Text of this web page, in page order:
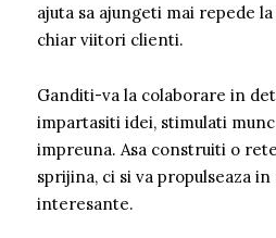
ajuta sa ajungeti mai repede
chiar viitori clienti.
Ganditi-va la colaborare in
impartasiti idei, stimulati
impreuna. Asa construiti o
sprijina, ci si va propulseaza
interesante.